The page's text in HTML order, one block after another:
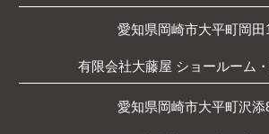
愛知県岡崎市大平町岡田
有限会社大藤屋 ショールーム
愛知県岡崎市大平町沢添